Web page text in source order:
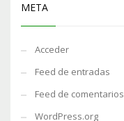
META
Acceder
Feed de entradas
Feed de comentarios
WordPress.org